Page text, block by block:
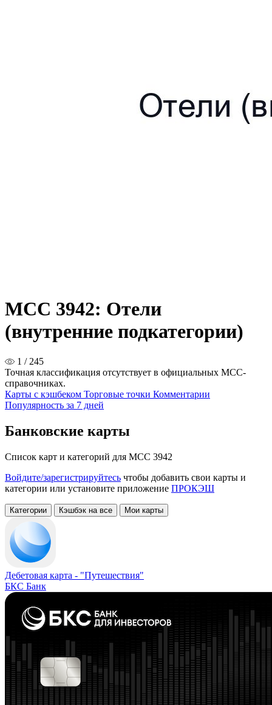
MCC 3942: Отели
(внутренние подкатегории)
1 / 245
Точная классификация отсутствует в официальных MCC-
справочниках.
Карты с кэшбеком Торговые точки Комментарии
Популярность за 7 дней
Банковские карты
Список карт и категорий для MCC 3942
Войдите/зарегистрируйтесь чтобы добавить свои карты и
категории или установите приложение ПРОКЭШ
Категории Кэшбэк на все Мои карты
Дебетовая карта - "Путешествия"
БКС Банк